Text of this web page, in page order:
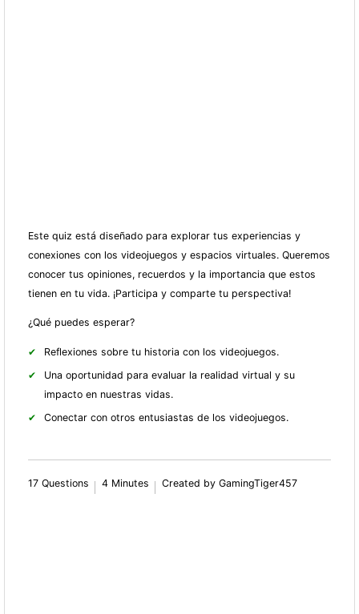
Este quiz está diseñado para explorar tus experiencias y
conexiones con los videojuegos y espacios virtuales. Queremos
conocer tus opiniones, recuerdos y la importancia que estos
tienen en tu vida. ¡Participa y comparte tu perspectiva!
¿Qué puedes esperar?
Reflexiones sobre tu historia con los videojuegos.
Una oportunidad para evaluar la realidad virtual y su
impacto en nuestras vidas.
Conectar con otros entusiastas de los videojuegos.
17 Questions 4 Minutes Created by GamingTiger457